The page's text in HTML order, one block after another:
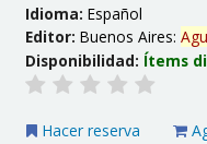
Idioma:Español
Editor:Buenos Aires:
Disponibilidad: Ítems
Hacer reserva